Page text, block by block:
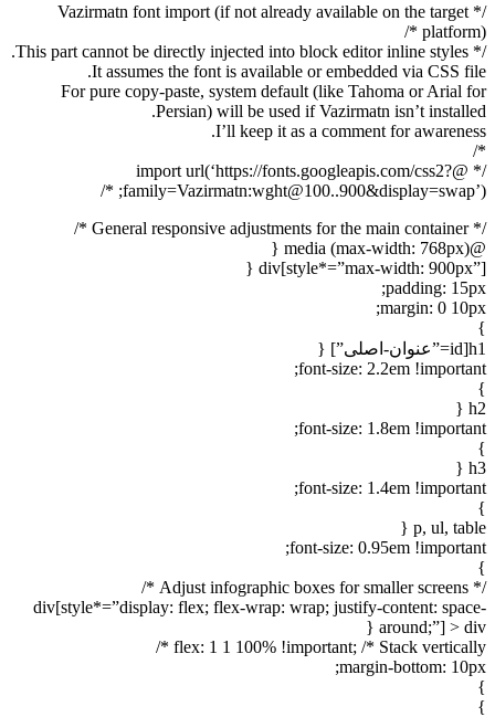
/* Vazirmatn font import (if not already available on the target
platform) */
/* This part cannot be directly injected into block editor inline styles.
It assumes the font is available or embedded via CSS file.
For pure copy-paste, system default (like Tahoma or Arial for
Persian) will be used if Vazirmatn isn’t installed.
I’ll keep it as a comment for awareness.
*/
/* @import url(‘https://fonts.googleapis.com/css2?
family=Vazirmatn:wght@100..900&display=swap’); */
/* General responsive adjustments for the main container */
@media (max-width: 768px) {
div[style*=”max-width: 900px”] {
padding: 15px;
margin: 0 10px;
}
h1[id=”عنوان-اصلی”] {
font-size: 2.2em !important;
}
h2 {
font-size: 1.8em !important;
}
h3 {
font-size: 1.4em !important;
}
p, ul, table {
font-size: 0.95em !important;
}
/* Adjust infographic boxes for smaller screens */
div[style*=”display: flex; flex-wrap: wrap; justify-content: space-
around;”] > div {
flex: 1 1 100% !important; /* Stack vertically */
margin-bottom: 10px;
}
}